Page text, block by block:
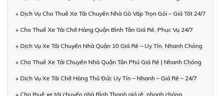
+ Dịch Vụ Cho Thuê Xe Tải Chuyển Nhà Gò Vấp Trọn Gói – Giá Tốt 24/7
+ Cho Thuê Xe Tải Chở Hàng Quận Bình Tân Giá Rẻ, Phục Vụ 24/7
+ Dịch Vụ Xe Tải Chuyển Nhà Quận 10 Giá Rẻ – Uy Tín, Nhanh Chóng
+ Cho Thuê Xe Tải Chuyển Nhà Quận Tân Phú Giá Rẻ | Nhanh Chóng
+ Dịch Vụ Xe Tải Chở Hàng Thủ Đức Uy Tín – Nhanh – Giá Rẻ – 24/7
+ Cho thuê xe tải chuyển nhà Bình Thạnh giá rẻ, nhanh chóng